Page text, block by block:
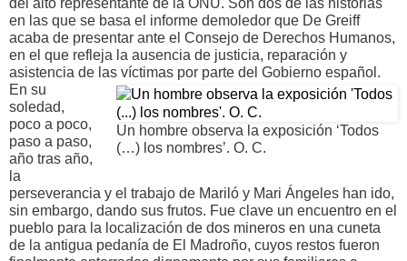
en las que se basa el informe demoledor que De Greiff
acaba de presentar ante el Consejo de Derechos Humanos,
en el que refleja la ausencia de justicia, reparación y
asistencia de las víctimas por parte del Gobierno español.
Un hombre observa la exposición ‘Todos
(…) los nombres’. O. C.
En su
soledad,
poco a poco,
paso a paso,
año tras año,
la
perseverancia y el trabajo de Mariló y Mari Ángeles han ido,
sin embargo, dando sus frutos. Fue clave un encuentro en el
pueblo para la localización de dos mineros en una cuneta
de la antigua pedanía de El Madroño, cuyos restos fueron